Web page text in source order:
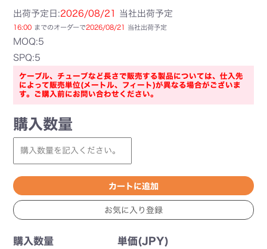
出荷予定日:2026/08/21 当社出荷予定
16:00 までのオーダーで2026/08/21 当社出荷予定
MOQ:5
SPQ:5
ケーブル、チューブなど長さで販売する製品については、仕入先
によって販売単位(メートル、フィート)が異なる場合がございま
す。ご購入前にお問い合わせください。
購入数量
購入数量 単価(JPY)